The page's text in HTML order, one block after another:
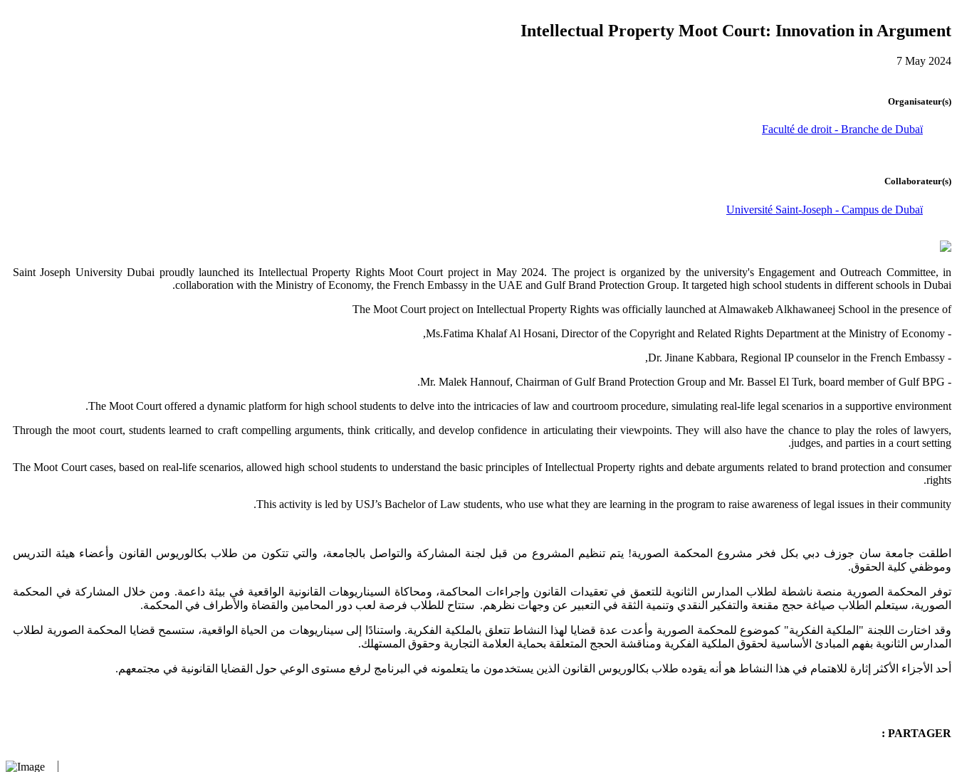
Intellectual Property Moot Court: Innovation in Argument
7 May 2024
Organisateur(s)
Faculté de droit - Branche de Dubaï
Collaborateur(s)
Université Saint-Joseph - Campus de Dubaï
Saint Joseph University Dubai proudly launched its Intellectual Property Rights Moot Court project in May 2024. The project is organized by the university's Engagement and Outreach Committee, in
collaboration with the Ministry of Economy, the French Embassy in the UAE and Gulf Brand Protection Group. It targeted high school students in different schools in Dubai.
The Moot Court project on Intellectual Property Rights was officially launched at Almawakeb Alkhawaneej School in the presence of
- Ms.Fatima Khalaf Al Hosani, Director of the Copyright and Related Rights Department at the Ministry of Economy,
- Dr. Jinane Kabbara, Regional IP counselor in the French Embassy,
- Mr. Malek Hannouf, Chairman of Gulf Brand Protection Group and Mr. Bassel El Turk, board member of Gulf BPG.
The Moot Court offered a dynamic platform for high school students to delve into the intricacies of law and courtroom procedure, simulating real-life legal scenarios in a supportive environment.
Through the moot court, students learned to craft compelling arguments, think critically, and develop confidence in articulating their viewpoints. They will also have the chance to play the roles of lawyers,
judges, and parties in a court setting.
The Moot Court cases, based on real-life scenarios, allowed high school students to understand the basic principles of Intellectual Property rights and debate arguments related to brand protection and consumer
rights.
This activity is led by USJ’s Bachelor of Law students, who use what they are learning in the program to raise awareness of legal issues in their community.
اطلقت جامعة سان جوزف دبي بكل فخر مشروع المحكمة الصورية! يتم تنظيم المشروع من قبل لجنة المشاركة والتواصل بالجامعة، والتي تتكون من طلاب بكالوريوس القانون وأعضاء هيئة التدريس
وموظفي كلية الحقوق.
توفر المحكمة الصورية منصة ناشطة لطلاب المدارس الثانوية للتعمق في تعقيدات القانون وإجراءات المحاكمة، ومحاكاة السيناريوهات القانونية الواقعية في بيئة داعمة. ومن خلال المشاركة في المحكمة
الصورية، سيتعلم الطلاب صياغة حجج مقنعة والتفكير النقدي وتنمية الثقة في التعبير عن وجهات نظرهم. ستتاح للطلاب فرصة لعب دور المحامين والقضاة والأطراف في المحكمة.
وقد اختارت اللجنة "الملكية الفكرية" كموضوع للمحكمة الصورية وأعدت عدة قضايا لهذا النشاط تتعلق بالملكية الفكرية. واستنادًا إلى سيناريوهات من الحياة الواقعية، ستسمح قضايا المحكمة الصورية لطلاب
المدارس الثانوية بفهم المبادئ الأساسية لحقوق الملكية الفكرية ومناقشة الحجج المتعلقة بحماية العلامة التجارية وحقوق المستهلك.
أحد الأجزاء الأكثر إثارة للاهتمام في هذا النشاط هو أنه يقوده طلاب بكالوريوس القانون الذين يستخدمون ما يتعلمونه في البرنامج لرفع مستوى الوعي حول القضايا القانونية في مجتمعهم.
PARTAGER :